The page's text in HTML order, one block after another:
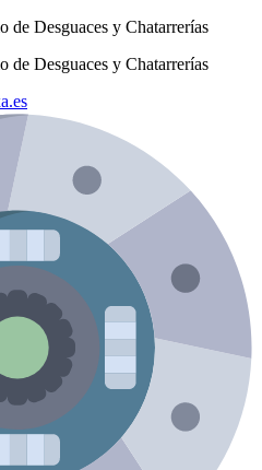
Desguaces y Chatarrerías
Desguaces y Chatarrerías